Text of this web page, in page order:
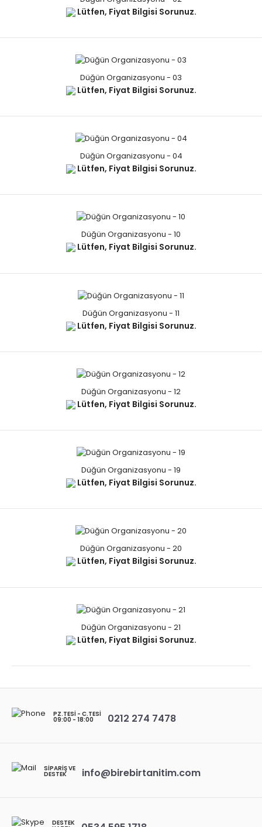
Lütfen, Fiyat Bilgisi Sorunuz.
Düğün Organizasyonu - 03
Lütfen, Fiyat Bilgisi Sorunuz.
Düğün Organizasyonu - 04
Lütfen, Fiyat Bilgisi Sorunuz.
Düğün Organizasyonu - 10
Lütfen, Fiyat Bilgisi Sorunuz.
Düğün Organizasyonu - 11
Lütfen, Fiyat Bilgisi Sorunuz.
Düğün Organizasyonu - 12
Lütfen, Fiyat Bilgisi Sorunuz.
Düğün Organizasyonu - 19
Lütfen, Fiyat Bilgisi Sorunuz.
Düğün Organizasyonu - 20
Lütfen, Fiyat Bilgisi Sorunuz.
Düğün Organizasyonu - 21
Lütfen, Fiyat Bilgisi Sorunuz.
PZ.TESI - C.TESI
09:00 - 18:00 0212 274 7478
SIPARIŞ VE
DESTEK info@birebirtanitim.com
DESTEK